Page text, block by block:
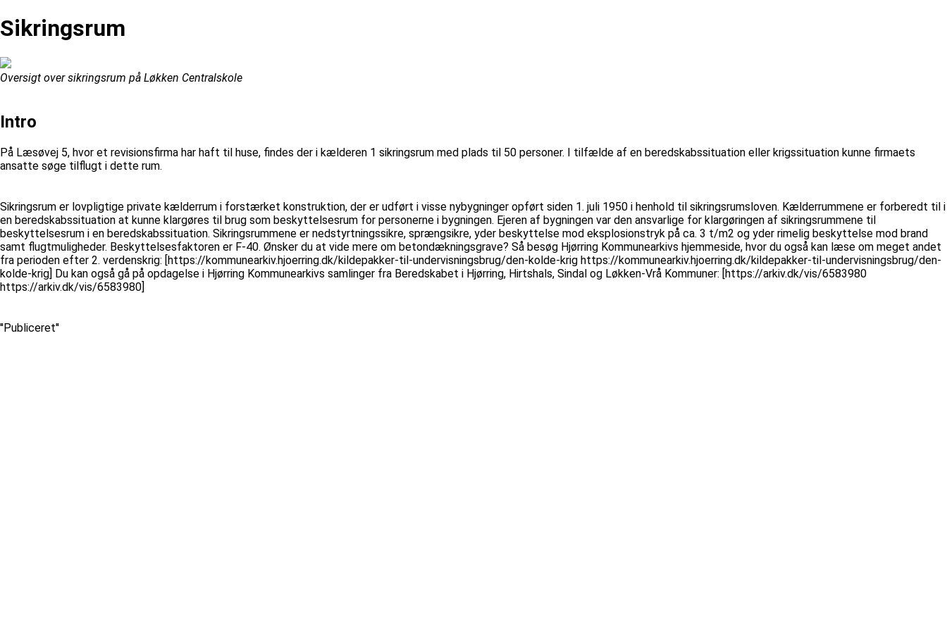
Sikringsrum
Oversigt over sikringsrum på Løkken Centralskole
Intro
På Læsøvej 5, hvor et revisionsfirma har haft til huse, findes der i kælderen 1 sikringsrum med plads til 50 personer. I tilfælde af en beredskabssituation eller krigssituation kunne firmaets
ansatte søge tilflugt i dette rum.
Sikringsrum er lovpligtige private kælderrum i forstærket konstruktion, der er udført i visse nybygninger opført siden 1. juli 1950 i henhold til sikringsrumsloven. Kælderrummene er forberedt til i
en beredskabssituation at kunne klargøres til brug som beskyttelsesrum for personerne i bygningen. Ejeren af bygningen var den ansvarlige for klargøringen af sikringsrummene til
beskyttelsesrum i en beredskabssituation. Sikringsrummene er nedstyrtningssikre, sprængsikre, yder beskyttelse mod eksplosionstryk på ca. 3 t/m2 og yder rimelig beskyttelse mod brand
samt flugtmuligheder. Beskyttelsesfaktoren er F-40. Ønsker du at vide mere om betondækningsgrave? Så besøg Hjørring Kommunearkivs hjemmeside, hvor du også kan læse om meget andet
fra perioden efter 2. verdenskrig: [https://kommunearkiv.hjoerring.dk/kildepakker-til-undervisningsbrug/den-kolde-krig https://kommunearkiv.hjoerring.dk/kildepakker-til-undervisningsbrug/den-
kolde-krig] Du kan også gå på opdagelse i Hjørring Kommunearkivs samlinger fra Beredskabet i Hjørring, Hirtshals, Sindal og Løkken-Vrå Kommuner: [https://arkiv.dk/vis/6583980
https://arkiv.dk/vis/6583980]
''Publiceret''